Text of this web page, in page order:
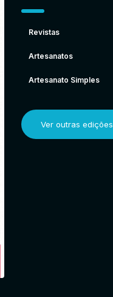
Revistas
Artesanatos
Artesanato Simples
Ver outras edições